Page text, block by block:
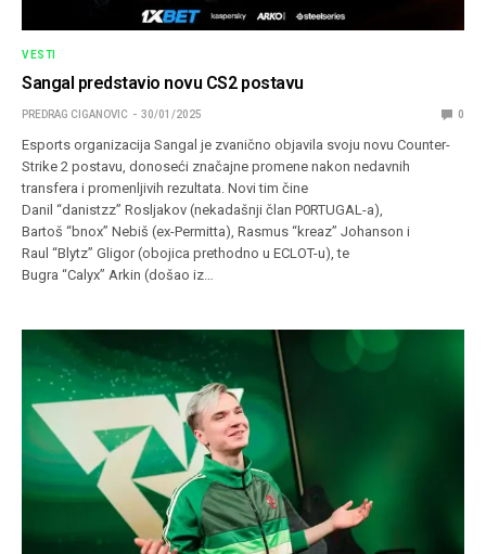
VESTI
Sangal predstavio novu CS2 postavu
PREDRAG CIGANOVIC 30/01/2025 0
Esports organizacija Sangal je zvanično objavila svoju novu Counter-
Strike 2 postavu, donoseći značajne promene nakon nedavnih
transfera i promenljivih rezultata. Novi tim čine
Danil “danistzz” Rosljakov (nekadašnji član P0RTUGAL-a),
Bartoš “bnox” Nebiš (ex-Permitta), Rasmus “kreaz” Johanson i
Raul “Blytz” Gligor (obojica prethodno u ECLOT-u), te
Bugra “Calyx” Arkin (došao iz…